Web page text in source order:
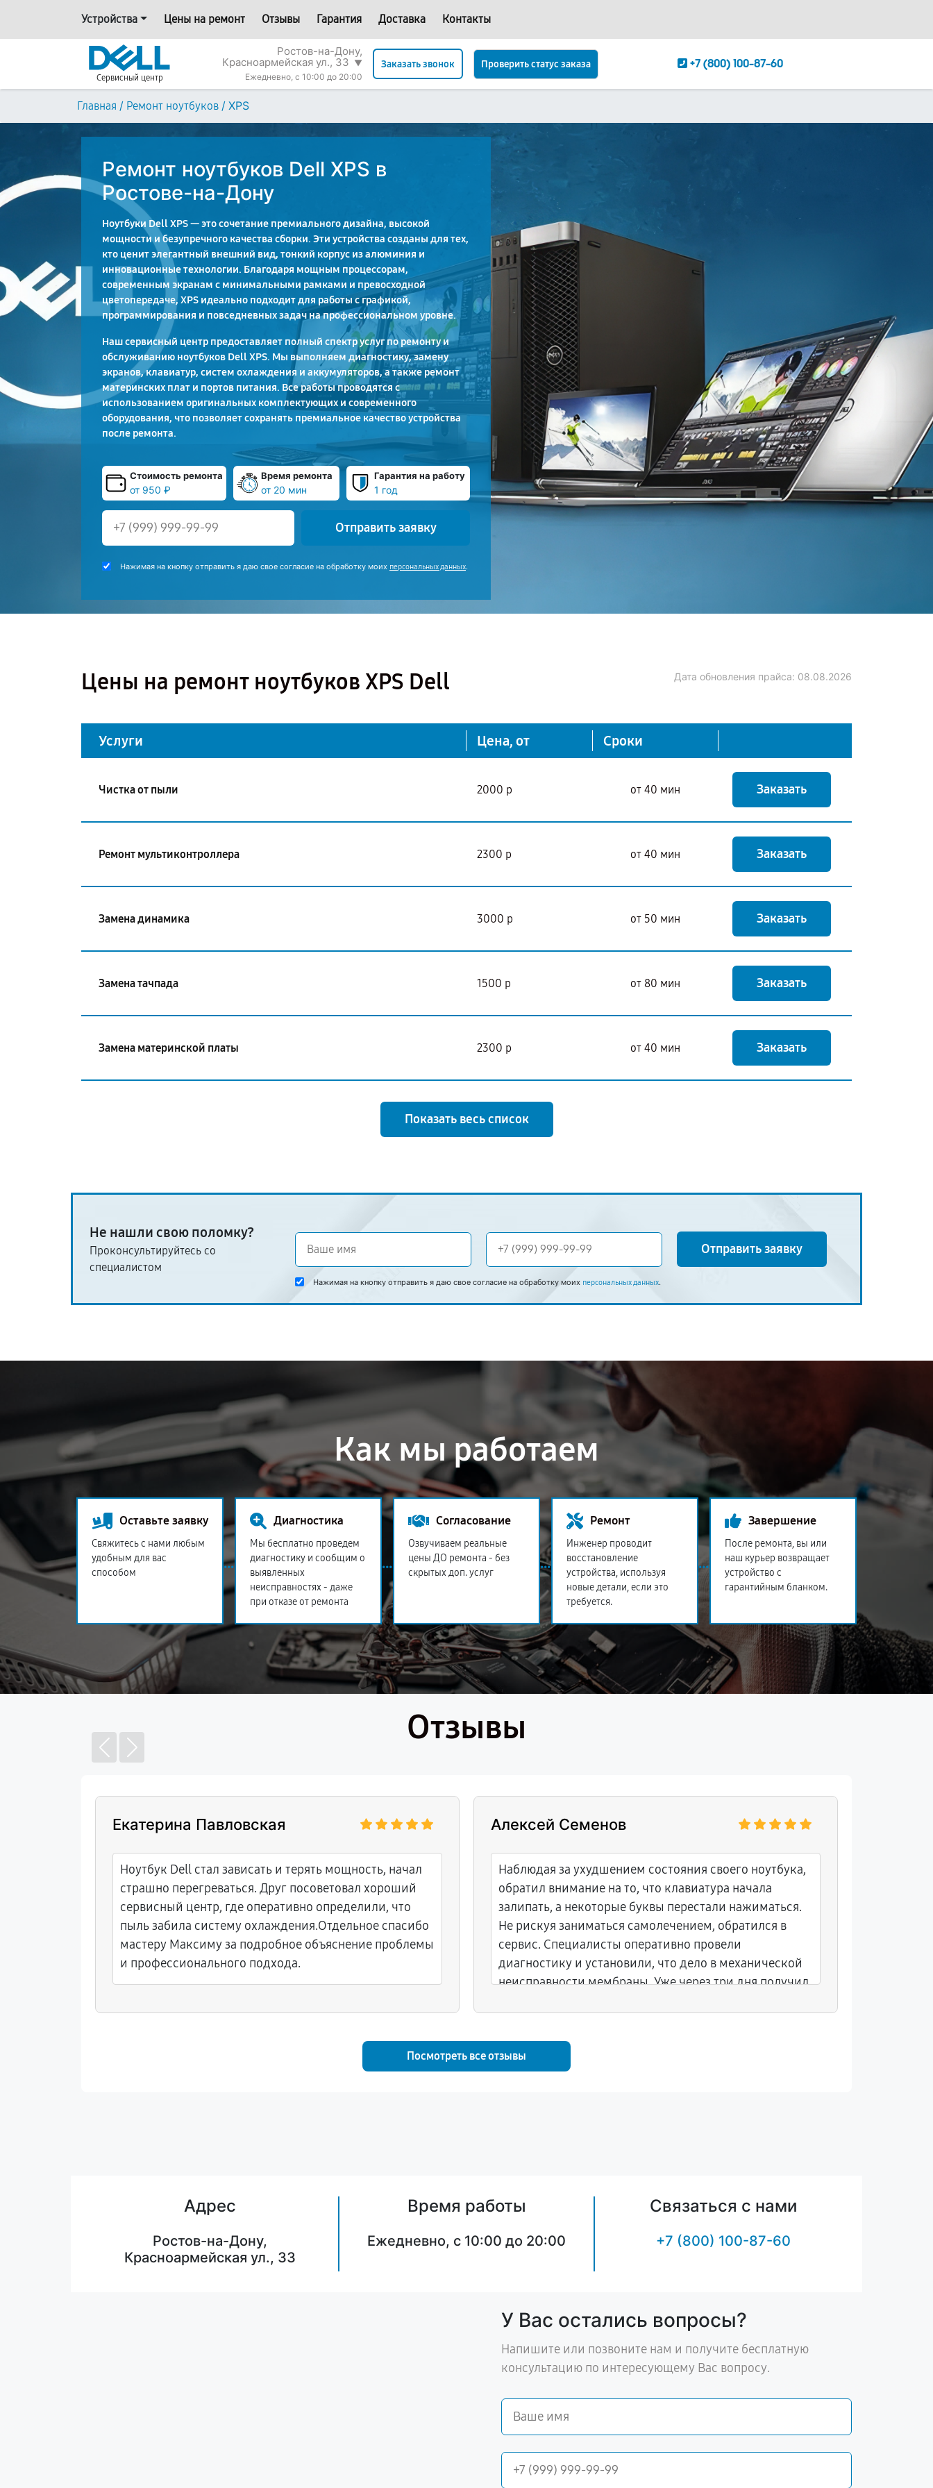
Устройства Цены на ремонт Отзывы Гарантия Доставка Контакты
Сервисный центр
Ростов-на-Дону,
Красноармейская ул., 33 ▼
Ежедневно, с 10:00 до 20:00
Заказать звонок Проверить статус заказа +7 (800) 100-87-60
Главная / Ремонт ноутбуков / XPS
Ремонт ноутбуков Dell XPS в
Ростове-на-Дону
Ноутбуки Dell XPS — это сочетание премиального дизайна, высокой
мощности и безупречного качества сборки. Эти устройства созданы для тех,
кто ценит элегантный внешний вид, тонкий корпус из алюминия и
инновационные технологии. Благодаря мощным процессорам,
современным экранам с минимальными рамками и превосходной
цветопередаче, XPS идеально подходит для работы с графикой,
программирования и повседневных задач на профессиональном уровне.
Наш сервисный центр предоставляет полный спектр услуг по ремонту и
обслуживанию ноутбуков Dell XPS. Мы выполняем диагностику, замену
экранов, клавиатур, систем охлаждения и аккумуляторов, а также ремонт
материнских плат и портов питания. Все работы проводятся с
использованием оригинальных комплектующих и современного
оборудования, что позволяет сохранять премиальное качество устройства
после ремонта.
Стоимость ремонта
от 950 ₽
Время ремонта
от 20 мин
Гарантия на работу
1 год
Отправить заявку
Нажимая на кнопку отправить я даю свое согласие на обработку моих персональных данных.
Цены на ремонт ноутбуков XPS Dell Дата обновления прайса: 08.08.2026
Услуги Цена, от Сроки
Чистка от пыли 2000 р от 40 мин Заказать
Ремонт мультиконтроллера 2300 р от 40 мин Заказать
Замена динамика 3000 р от 50 мин Заказать
Замена тачпада 1500 р от 80 мин Заказать
Замена материнской платы 2300 р от 40 мин Заказать
Показать весь список
Не нашли свою поломку?
Проконсультируйтесь со
специалистом
Отправить заявку
Нажимая на кнопку отправить я даю свое согласие на обработку моих персональных данных.
Как мы работаем
Оставьте заявку
Свяжитесь с нами любым
удобным для вас
способом
Диагностика
Мы бесплатно проведем
диагностику и сообщим о
выявленных
неисправностях - даже
при отказе от ремонта
Согласование
Озвучиваем реальные
цены ДО ремонта - без
скрытых доп. услуг
Ремонт
Инженер проводит
восстановление
устройства, используя
новые детали, если это
требуется.
Завершение
После ремонта, вы или
наш курьер возвращает
устройство с
гарантийным бланком.
Отзывы
Екатерина Павловская
Ноутбук Dell стал зависать и терять мощность, начал
страшно перегреваться. Друг посоветовал хороший
сервисный центр, где оперативно определили, что
пыль забила систему охлаждения.Отдельное спасибо
мастеру Максиму за подробное объяснение проблемы
и профессионального подхода.
Алексей Семенов
Наблюдая за ухудшением состояния своего ноутбука,
обратил внимание на то, что клавиатура начала
залипать, а некоторые буквы перестали нажиматься.
Не рискуя заниматься самолечением, обратился в
сервис. Специалисты оперативно провели
диагностику и установили, что дело в механической
неисправности мембраны. Уже через три дня получил
Посмотреть все отзывы
Адрес
Ростов-на-Дону,
Красноармейская ул., 33
Время работы
Ежедневно, с 10:00 до 20:00
Связаться с нами
+7 (800) 100-87-60
У Вас остались вопросы?
Напишите или позвоните нам и получите бесплатную
консультацию по интересующему Вас вопросу.